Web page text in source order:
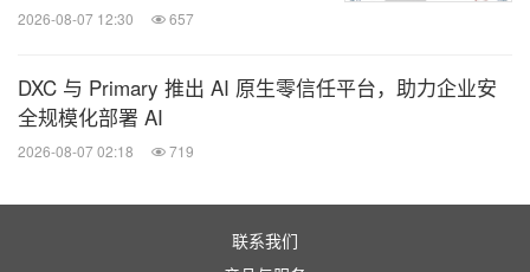
2026-08-07 12:30 657
DXC 与 Primary 推出 AI 原生零信任平台，助力企业安
全规模化部署 AI
2026-08-07 02:18 719
联系我们